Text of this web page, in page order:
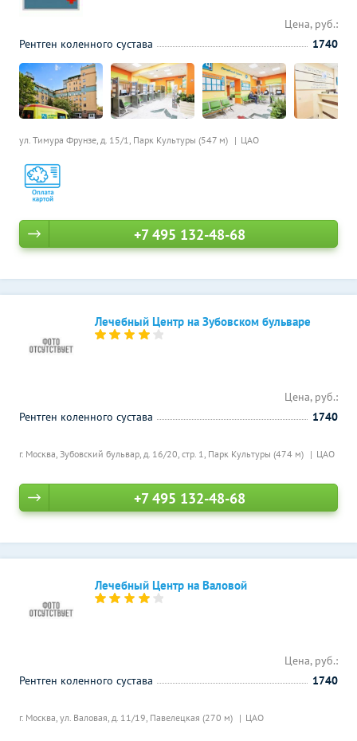
ул. Тимура Фрунзе, д. 15/1, Парк Культуры (547 м) ЦАО
Цена, руб.:
Рентген коленного сустава
1740
+7 495 132-48-68
Лечебный Центр на Зубовском бульваре
г. Москва, Зубовский бульвар, д. 16/20, стр. 1, Парк Культуры (474 м) ЦАО
Цена, руб.:
Рентген коленного сустава
1740
+7 495 132-48-68
Лечебный Центр на Валовой
г. Москва, ул. Валовая, д. 11/19, Павелецкая (270 м) ЦАО
Цена, руб.:
Рентген коленного сустава
1740